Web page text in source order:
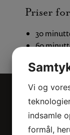
Priser
30
60
Vi og
indsamle
formål,